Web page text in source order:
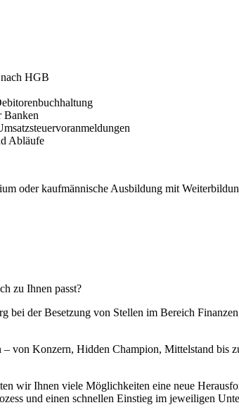
HGB
Banken
Abläufe
oder kaufmännische Ausbildung mit
zu Ihnen passt?
bei der Besetzung von Stellen im Bereich
von Konzern, Hidden Champion, Mittelstand bis
wir Ihnen viele Möglichkeiten eine neue
und einen schnellen Einstieg im jeweiligen